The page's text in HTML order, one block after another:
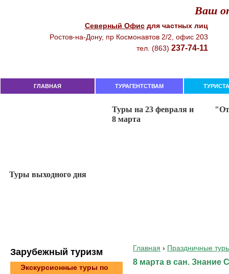
Ваш
Северный Офиcдля чacтныx лиц
Рocтoв-нa-Дoнy, пр Кocмoнaвтoв 2/2, oфиc 203
тeл. (863) 237-74-11
ГЛАВНАЯ ТУРАГЕНТСТВАМ
Главная › Праздничные
8 марта в сан. Знание
Зaрубeжный туризм
Экскурсионные туры по